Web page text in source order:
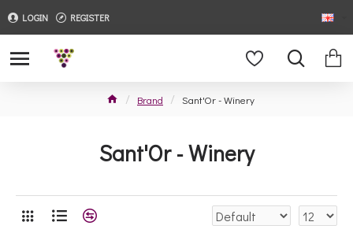
LOGIN REGISTER
Brand Sant'Or - Winery
Sant'Or - Winery